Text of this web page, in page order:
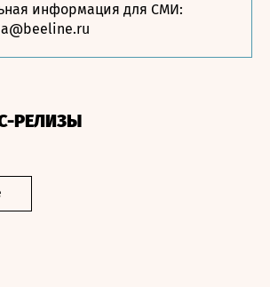
информация для СМИ:
РЕЛИЗЫ